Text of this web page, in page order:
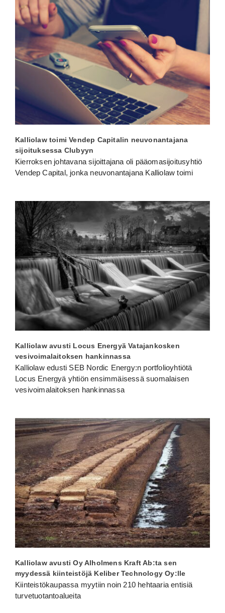
Kalliolaw toimi Vendep Capitalin neuvonantajana
sijoituksessa Clubyyn
Kierroksen johtavana sijoittajana oli pääomasijoitusyhtiö
Vendep Capital, jonka neuvonantajana Kalliolaw toimi
Kalliolaw avusti Locus Energyä Vatajankosken
vesivoimalaitoksen hankinnassa
Kalliolaw edusti SEB Nordic Energy:n portfolioyhtiötä
Locus Energyä yhtiön ensimmäisessä suomalaisen
vesivoimalaitoksen hankinnassa
Kalliolaw avusti Oy Alholmens Kraft Ab:ta sen
myydessä kiinteistöjä Keliber Technology Oy:lle
Kiinteistökaupassa myytiin noin 210 hehtaaria entisiä
turvetuotantoalueita